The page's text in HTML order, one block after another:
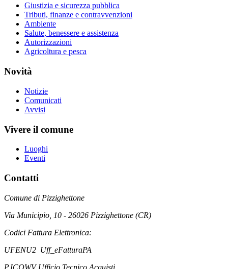
Giustizia e sicurezza pubblica
Tributi, finanze e contravvenzioni
Ambiente
Salute, benessere e assistenza
Autorizzazioni
Agricoltura e pesca
Novità
Notizie
Comunicati
Avvisi
Vivere il comune
Luoghi
Eventi
Contatti
Comune di Pizzighettone
Via Municipio, 10 - 26026 Pizzighettone (CR)
Codici Fattura Elettronica:
UFENU2 Uff_eFatturaPA
PJCQWV Ufficio Tecnico Acquisti